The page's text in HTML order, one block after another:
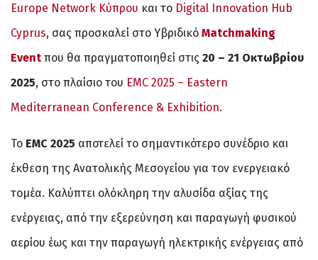
Europe Network Κύπρου και το Digital Innovation Hub
Cyprus, σας προσκαλεί στο Υβριδικό Matchmaking
Event που θα πραγματοποιηθεί στις 20 – 21 Οκτωβρίου
2025, στο πλαίσιο του EMC 2025 – Eastern
Mediterranean Conference & Exhibition.
Το EMC 2025 αποτελεί το σημαντικότερο συνέδριο και
έκθεση της Ανατολικής Μεσογείου για τον ενεργειακό
τομέα. Καλύπτει ολόκληρη την αλυσίδα αξίας της
ενέργειας, από την εξερεύνηση και παραγωγή φυσικού
αερίου έως και την παραγωγή ηλεκτρικής ενέργειας από